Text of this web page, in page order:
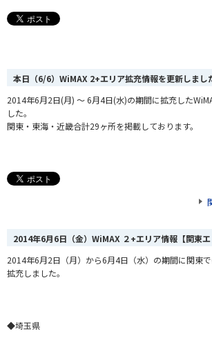
本日（6/6）WiMAX 2+エリア拡充情報を更新しまし
2014年6月2日(月) ～ 6月4日(水)の期間に拡充した
した。
関東・東海 ・ 近畿合計29ヶ所を掲載しております。
2014年6月6日（金）WiMAX ２+エリア情報【関東エ
2014年6月2日（月）から6月4日（水）の期間に関東
拡充しました。
◆埼玉県